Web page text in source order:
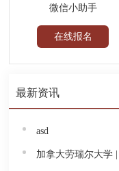
微信小助手
在线报名
最新资讯
asd
加拿大劳瑞尔大学